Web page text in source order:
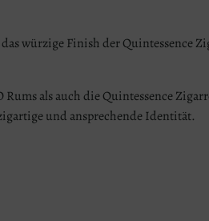
würzige Finish der Quintessence
als auch die Quintessence
und ansprechende Identität.